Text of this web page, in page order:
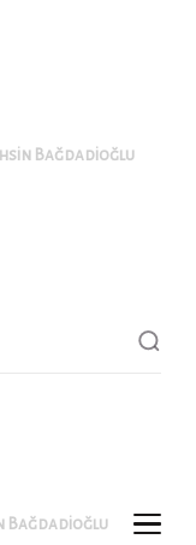
Bağdadioğlu
Bağdadioğlu